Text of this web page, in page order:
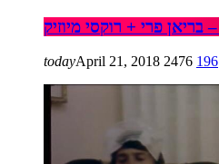
todayApril 21, 2018 2476 196